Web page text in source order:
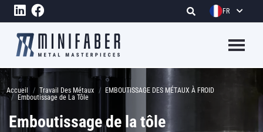
Aller au contenu principal FR
Fil d'Ariane
Accueil Travail Des Métaux
EMBOUTISSAGE DES MÉTAUX À FROID
Emboutissage de La Tôle
Emboutissage de la tôle